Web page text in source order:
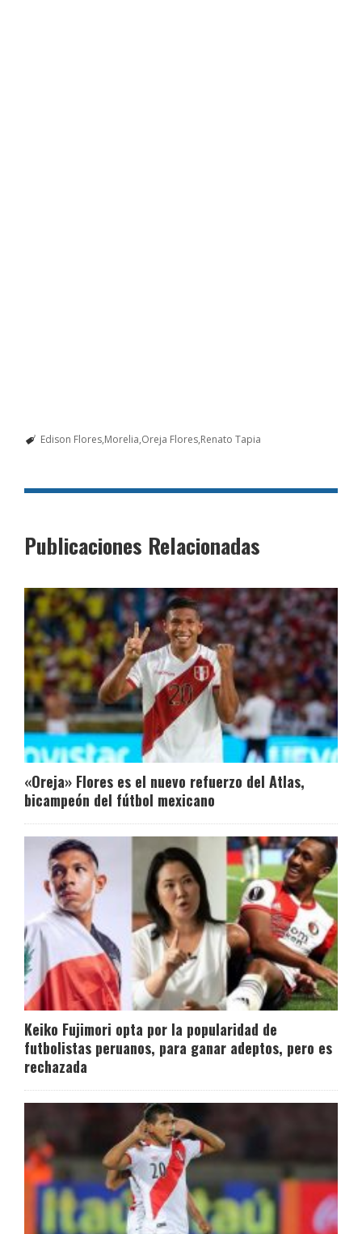
Edison Flores Morelia Oreja Flores Renato Tapia
Publicaciones Relacionadas
«Oreja» Flores es el nuevo refuerzo del Atlas,
bicampeón del fútbol mexicano
Keiko Fujimori opta por la popularidad de
futbolistas peruanos, para ganar adeptos, pero es
rechazada